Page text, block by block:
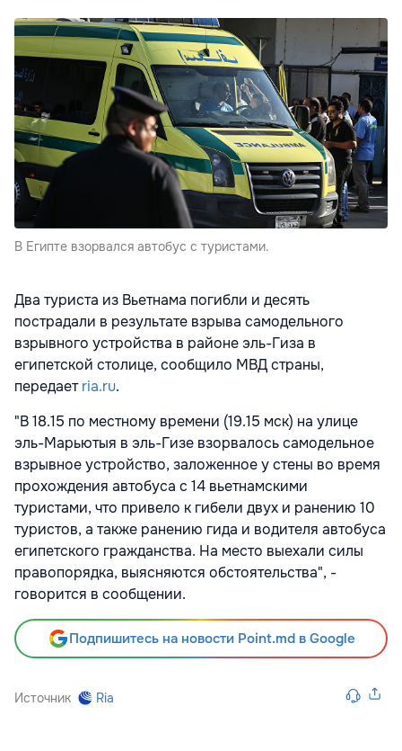
В Египте взорвался автобус с туристами.
Два туриста из Вьетнама погибли и десять
пострадали в результате взрыва самодельного
взрывного устройства в районе эль-Гиза в
египетской столице, сообщило МВД страны,
передаетria.ru.
"В 18.15 по местному времени (19.15 мск) на улице
эль-Марьютыя в эль-Гизе взорвалось самодельное
взрывное устройство, заложенное у стены во время
прохождения автобуса с 14 вьетнамскими
туристами, что привело к гибели двух и ранению 10
туристов, а также ранению гида и водителя автобуса
египетского гражданства. На место выехали силы
правопорядка, выясняются обстоятельства", -
говорится в сообщении.
Подпишитесь на новости Point.md в Google
Источник Ria